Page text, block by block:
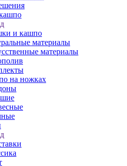
и кашпо
материалы
материалы
на ножках